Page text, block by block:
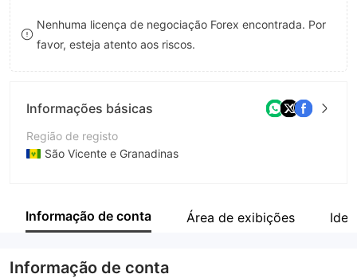
8
9
Nenhuma licença de negociação Forex encontrada. Por
favor, esteja atento aos riscos.
Informações básicas
Região de registo
São Vicente e Granadinas
Empresa
Informação de conta Área de exibições
Informação de conta